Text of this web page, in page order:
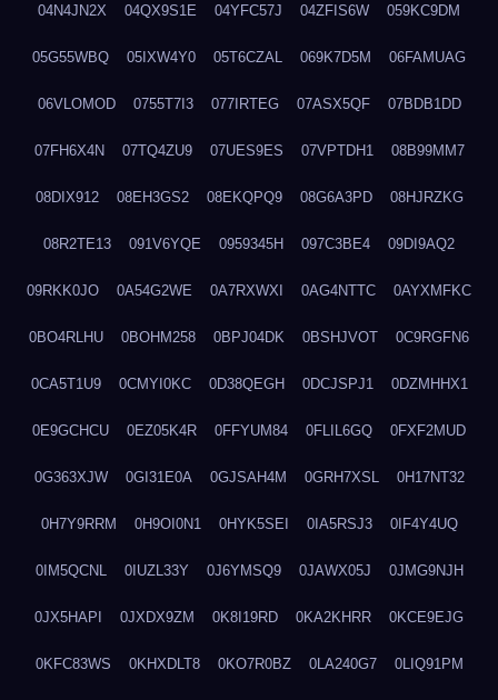
04N4JN2X 04QX9S1E 04YFC57J 04ZFIS6W 059KC9DM
05G55WBQ 05IXW4Y0 05T6CZAL 069K7D5M 06FAMUAG
06VLOMOD 0755T7I3 077IRTEG 07ASX5QF 07BDB1DD
07FH6X4N 07TQ4ZU9 07UES9ES 07VPTDH1 08B99MM7
08DIX912 08EH3GS2 08EKQPQ9 08G6A3PD 08HJRZKG
08R2TE13 091V6YQE 0959345H 097C3BE4 09DI9AQ2
09RKK0JO 0A54G2WE 0A7RXWXI 0AG4NTTC 0AYXMFKC
0BO4RLHU 0BOHM258 0BPJ04DK 0BSHJVOT 0C9RGFN6
0CA5T1U9 0CMYI0KC 0D38QEGH 0DCJSPJ1 0DZMHHX1
0E9GCHCU 0EZ05K4R 0FFYUM84 0FLIL6GQ 0FXF2MUD
0G363XJW 0GI31E0A 0GJSAH4M 0GRH7XSL 0H17NT32
0H7Y9RRM 0H9OI0N1 0HYK5SEI 0IA5RSJ3 0IF4Y4UQ
0IM5QCNL 0IUZL33Y 0J6YMSQ9 0JAWX05J 0JMG9NJH
0JX5HAPI 0JXDX9ZM 0K8I19RD 0KA2KHRR 0KCE9EJG
0KFC83WS 0KHXDLT8 0KO7R0BZ 0LA240G7 0LIQ91PM